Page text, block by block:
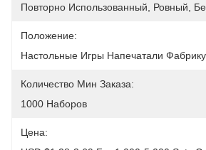
Повторно Использованный, Ровный,
Положение:
Настольные Игры Напечатали Фабрику
Количество Мин Заказа:
1000 Наборов
Цена: